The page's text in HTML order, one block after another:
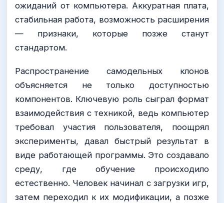
ожиданий от компьютера. Аккуратная плата,
стабильная работа, возможность расширения
— признаки, которые позже станут
стандартом.
Распространение самодельных клонов
объясняется не только доступностью
компонентов. Ключевую роль сыграл формат
взаимодействия с техникой, ведь компьютер
требовал участия пользователя, поощрял
эксперименты, давал быстрый результат в
виде работающей программы. Это создавало
среду, где обучение происходило
естественно. Человек начинал с загрузки игр,
затем переходил к их модификации, а позже